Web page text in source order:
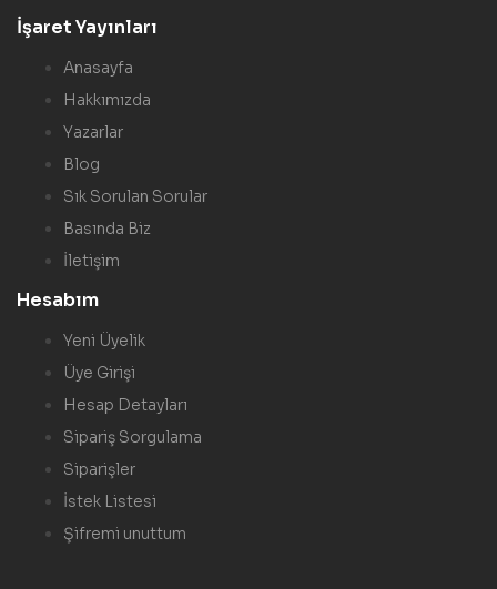
İşaret Yayınları
Anasayfa
Hakkımızda
Yazarlar
Blog
Sık Sorulan Sorular
Basında Biz
İletişim
Hesabım
Yeni Üyelik
Üye Girişi
Hesap Detayları
Sipariş Sorgulama
Siparişler
İstek Listesi
Şifremi unuttum